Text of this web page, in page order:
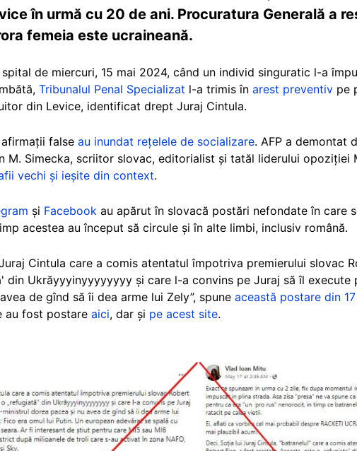
în urmă cu 20 de ani. Procuratura Generală a
femeia este ucraineană.
de miercuri, 15 mai 2024, când un individ singuratic l-a
Tribunalul Penal Specializat l-a trimis în arest preventiv pe
din Levice, identificat drept Juraj Cintula.
false au inundat rețelele de socializare. AFP a demontat
M. Simecka, scriitor slovac, editorialist și tatăl liderului opoziției
vechi și ieșite din context.
și Facebook au apărut în slovacă postări nefondate în care
acestea au început să circule și în alte limbi, inclusiv română.
Cintula care a comis atentatul împotriva premierului slovac
din Ukrăyyyinyyyyyyyy și care l-a convins pe Juraj să îl execute
de gînd să îi dea arme lui Zely”, spune această postare din
au fost postare aici, dar și pe acest site.